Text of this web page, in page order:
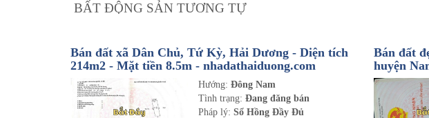
BẤT ĐỘNG SẢN TƯƠNG TỰ
Bán đất xã Dân Chủ, Tứ Kỳ, Hải Dương - Diện tích
214m2 - Mặt tiền 8.5m - nhadathaiduong.com
Hướng:Đông Nam
Tình trạng:Đang đăng bán
Pháp lý: Sổ Hồng Đầy Đủ
Bán đất
huyện